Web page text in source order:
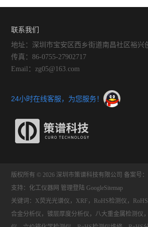
联系我们
地址：深圳市宝安区西乡街道南昌社区裕兴
传真：86-0755-27902717
Email：zg05@163.com
24小时在线客服，为您服务！
版权所有 © 2026 深圳市策谱科技有限公司 备案号
支持： 化工仪器网 管理登陆 GoogleSitemap
关键词：X荧光光谱仪，XRF，RoHS检测仪，
合金分析仪，镀层厚度分析仪，八大重金属检测仪